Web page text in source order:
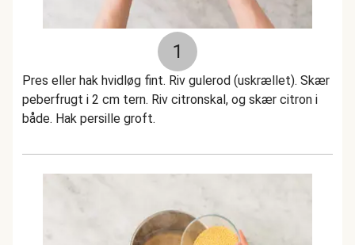
1
Pres eller hak hvidløg fint. Riv gulerod (uskrællet). Skær
peberfrugt i 2 cm tern. Riv citronskal, og skær citron i
både. Hak persille groft.